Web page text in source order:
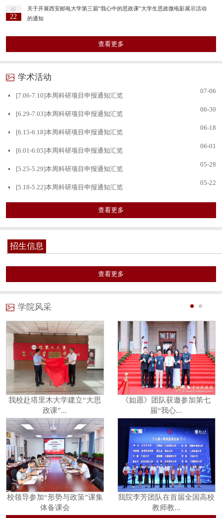
05
22
关于开展西安邮电大学第三届“我心中的思政课”大学生思政微电影展示活动
的通知
查看更多
学术活动
[7.06-7.10]本周科研项目申报通知汇览
07-06
[6.29-7.03]本周科研项目申报通知汇览
06-30
[6.15-6.18]本周科研项目申报通知汇览
06-18
[6.01-6.05]本周科研项目申报通知汇览
06-01
[5.25-5.29]本周科研项目申报通知汇览
05-28
[5.18-5.22]本周科研项目申报通知汇览
05-22
查看更多
招生信息
查看更多
学院风采
我校赴塔里木大学建立“大思
政课”...
《如愿》团队获邀参加第七
届“我心...
校领导参加“形势与政策”课集
体备课会
我院李芳团队在首届全国高校
教师教...